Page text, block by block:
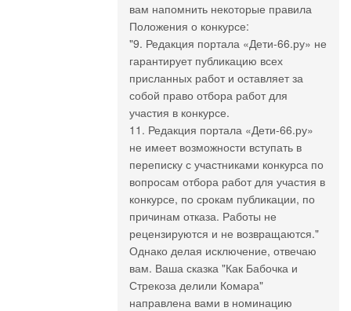
вам напомнить некоторые правила
Положения о конкурсе:
"9. Редакция портала «Дети-66.ру» не
гарантирует публикацию всех
присланных работ и оставляет за
собой право отбора работ для
участия в конкурсе.
11. Редакция портала «Дети-66.ру»
не имеет возможности вступать в
переписку с участниками конкурса по
вопросам отбора работ для участия в
конкурсе, по срокам публикации, по
причинам отказа. Работы не
рецензируются и не возвращаются."
Однако делая исключение, отвечаю
вам. Ваша сказка "Как Бабочка и
Стрекоза делили Комара"
направлена вами в номинацию